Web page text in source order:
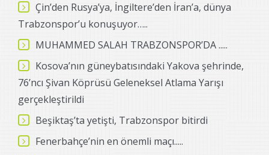
Çin’den Rusya’ya, İngiltere’den İran’a, dünya
Trabzonspor’u konuşuyor…..
MUHAMMED SALAH TRABZONSPOR’DA .....
Kosova’nın güneybatısındaki Yakova şehrinde,
76’ncı Şivan Köprüsü Geleneksel Atlama Yarışı
gerçekleştirildi
Beşiktaş’ta yetişti, Trabzonspor bitirdi
Fenerbahçe’nin en önemli maçı.....